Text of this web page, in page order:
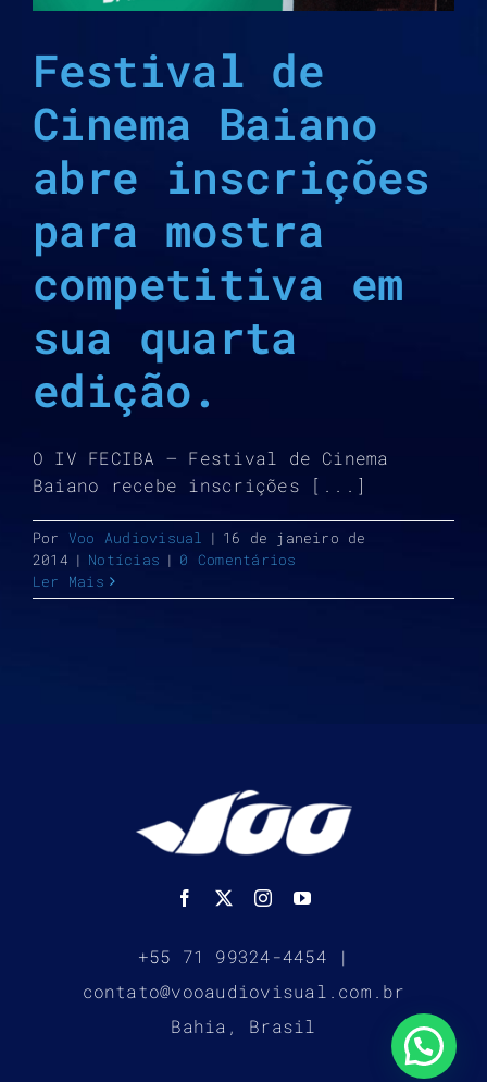
Festival de
Cinema Baiano
abre inscrições
para mostra
competitiva em
sua quarta
edição.
O IV FECIBA – Festival de Cinema
Baiano recebe inscrições [...]
Por Voo Audiovisual | 16 de janeiro de
2014 | Notícias | 0 Comentários
Ler Mais
+55 71 99324-4454 |
contato@vooaudiovisual.com.br
Bahia, Brasil